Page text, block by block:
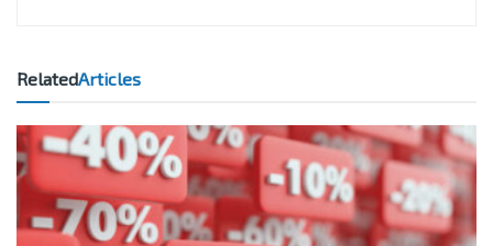
RelatedArticles